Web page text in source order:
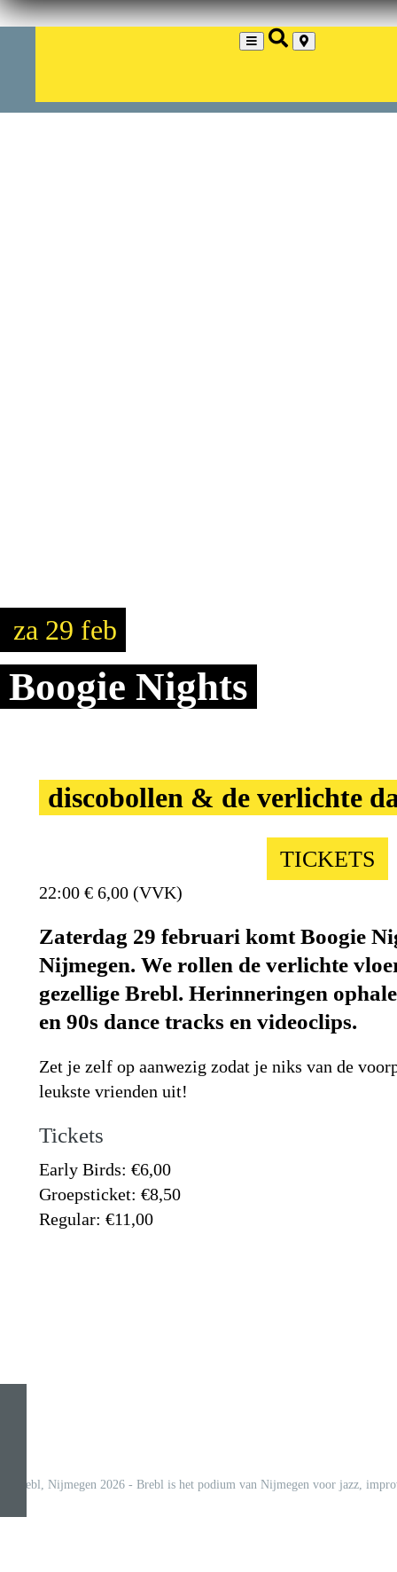
za 29 feb
Boogie Nights
discobollen & de verlichte
TICKETS
22:00 € 6,00 (VVK)
Zaterdag 29 februari komt Boogie
Nijmegen. We rollen de verlichte
gezellige Brebl. Herinneringen
en 90s dance tracks en videoclips.
Zet je zelf op aanwezig zodat je niks van de
leukste vrienden uit!
Tickets
Early Birds: €6,00
Groepsticket: €8,50
Regular: €11,00
© Brebl, Nijmegen 2026 - Brebl is het podium van Nijmegen voor jazz,